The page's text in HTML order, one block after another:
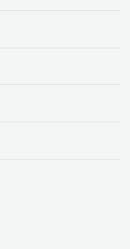
て
合せ窓口
～ 18:00）